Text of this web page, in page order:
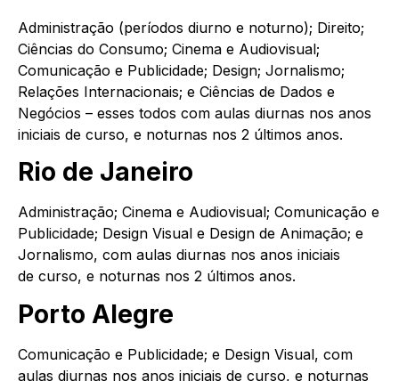
Administração (períodos diurno e noturno); Direito;
Ciências do Consumo; Cinema e Audiovisual;
Comunicação e Publicidade; Design; Jornalismo;
Relações Internacionais; e Ciências de Dados e
Negócios – esses todos com aulas diurnas nos anos
iniciais de curso, e noturnas nos 2 últimos anos.
Rio de Janeiro
Administração; Cinema e Audiovisual; Comunicação e
Publicidade; Design Visual e Design de Animação; e
Jornalismo, com aulas diurnas nos anos iniciais
de curso, e noturnas nos 2 últimos anos.
Porto Alegre
Comunicação e Publicidade; e Design Visual, com
aulas diurnas nos anos iniciais de curso, e noturnas